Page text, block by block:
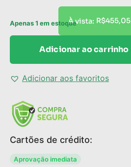
À vista: R$455,05
Apenas 1 em estoque
Adicionar ao carrinho
Adicionar aos favoritos
Cartões de crédito:
Aprovação imediata